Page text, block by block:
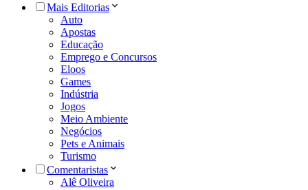
Mais Editorias
Auto
Apostas
Educação
Emprego e Concursos
Eloos
Games
Indústria
Jogos
Meio Ambiente
Negócios
Pets e Animais
Turismo
Comentaristas
Alê Oliveira